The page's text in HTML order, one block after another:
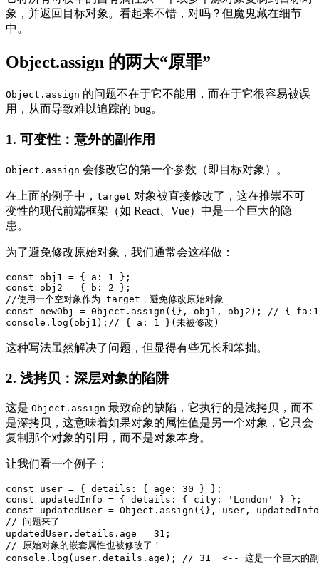
象，并返回目标对象。看起来不错，对吗？但魔鬼藏在细节
中。
Object.assign 的两大“原罪”
Object.assign 的问题不在于它不能用，而在于它很容易被误
用，从而导致难以追踪的 bug。
1. 可变性：意外的副作用
Object.assign 会修改它的第一个参数（即目标对象）。
在上面的例子中， target 对象被直接修改了，这在推崇不可
变性的现代前端框架（如 React、Vue）中是一个巨大的隐
患。
为了避免修改原始对象，我们通常会这样做：
const obj1 = { a: 1 };
const obj2 = { b: 2 };
//使用一个空对象作为 target，避免修改原始对象
const newObj = 0bject.assign({}, obj1, obj2); // {
console.log(obj1);// { a: 1 }(未被修改)
这种写法虽然解决了问题，但显得有些冗长和笨拙。
2. 浅拷贝：深层对象的陷阱
这是 Object.assign 最致命的缺陷，它执行的是浅拷贝，而不
是深拷贝，这意味着如果对象的属性值是另一个对象，它只会
复制那个对象的引用，而不是对象本身。
让我们看一个例子：
const user = { details: { age: 30 } };
const updatedInfo = { details: { city: 'London' } };
const updatedUser = Object.assign({}, user,
// 问题来了
updatedUser.details.age = 31;
// 原始对象的嵌套属性也被修改了！